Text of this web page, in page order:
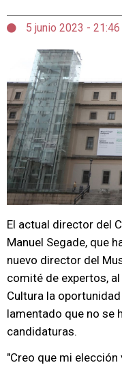
5 junio 2023 - 21:46
El actual director del
Manuel Segade, que
nuevo director del
comité de expertos,
Cultura la
lamentado que no se
candidaturas.
"Creo que mi